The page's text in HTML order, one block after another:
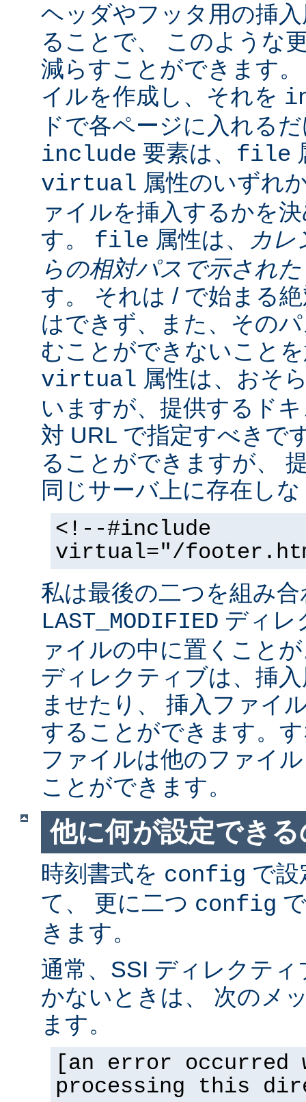
ヘッダやフッタ用の挿
ることで、 このような
減らすことができます
イルを作成し、それを
ドで各ページに入れる
include 要素は、 file
virtual 属性のいずれ
ァイルを挿入するかを
す。 file 属性は、
カ
らの相対パスで示され
す。 それは / で始まる
はできず、また、その
むことができないこと
virtual 属性は、おそ
いますが、提供するド
対 URL で指定すべきで
ることができますが、
同じサーバ上に存在し
<!--#include
virtual="/
私は最後の二つを組み
LAST_MODIFIED ディレ
ァイルの中に置くこと
ディレクティブは、挿
ませたり、 挿入ファイ
することができます。
ファイルは他のファイ
ことができます。
他に何が設定でき
時刻書式を config で設
て、 更に二つ config
きます。
通常、SSI ディレクテ
かないときは、 次のメ
ます。
[an error occurred
processing this